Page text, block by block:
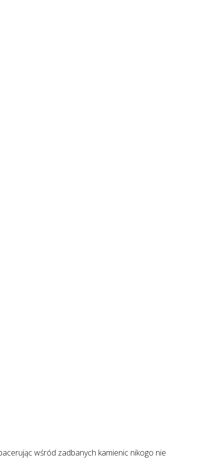
wśród zadbanych kamienic nikogo nie